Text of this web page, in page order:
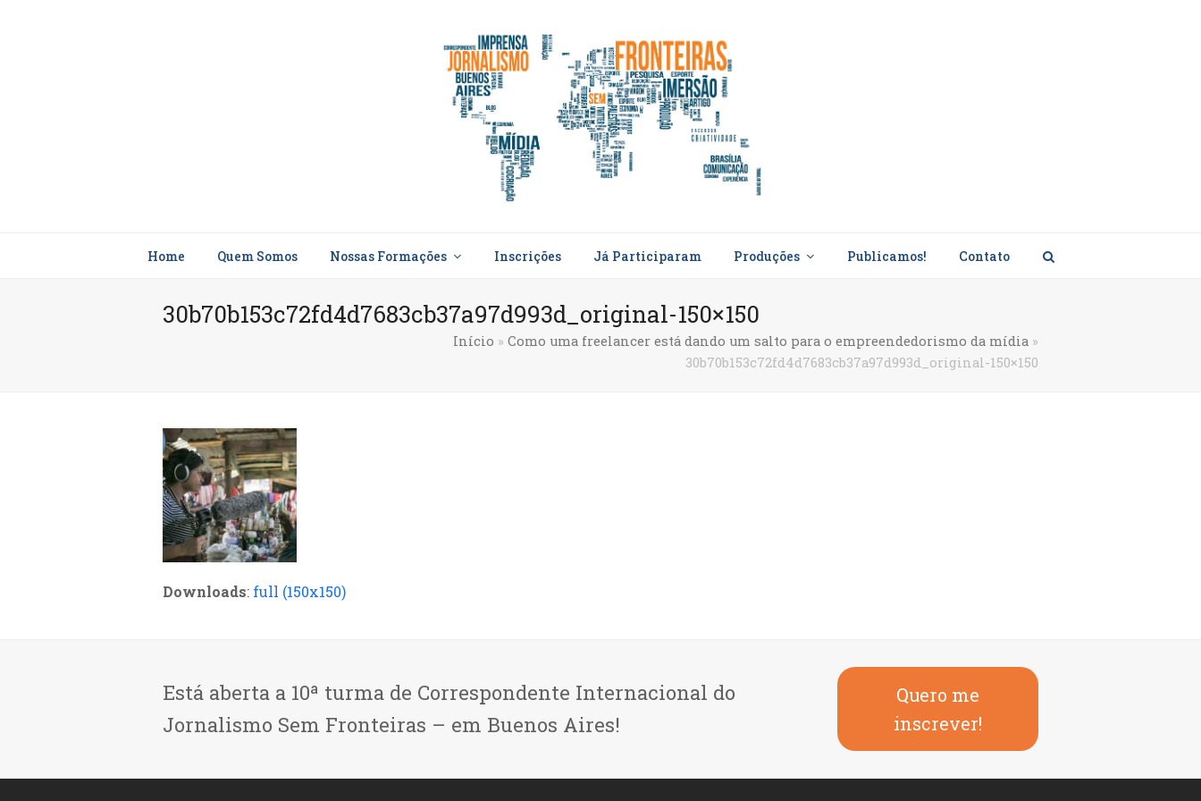
Home Quem Somos Nossas Formações Inscrições Já Participaram Produções Publicamos! Contato
30b70b153c72fd4d7683cb37a97d993d_original-150×150
Início » Como uma freelancer está dando um salto para o empreendedorismo da mídia »
30b70b153c72fd4d7683cb37a97d993d_original-150×150
Downloads: full (150x150)
Está aberta a 10ª turma de Correspondente Internacional do
Jornalismo Sem Fronteiras – em Buenos Aires!
Quero me
inscrever!